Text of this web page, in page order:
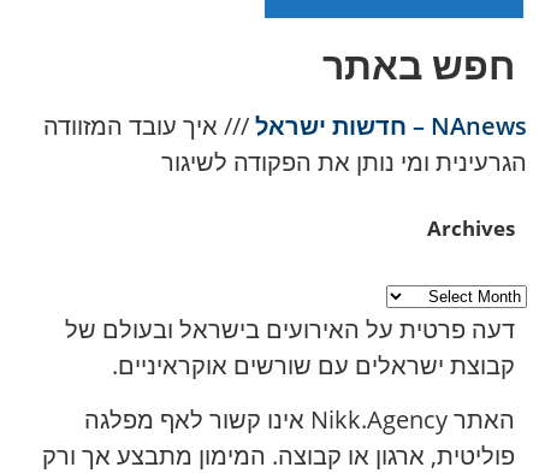
חפש באתר
NAnews – חדשות ישראל /// איך עובד המזוודה
הגרעינית ומי נותן את הפקודה לשיגור
Archives
דעה פרטית על האירועים בישראל ובעולם של
קבוצת ישראלים עם שורשים אוקראיניים.
האתר Nikk.Agency אינו קשור לאף מפלגה
פוליטית, ארגון או קבוצה. המימון מתבצע אך ורק